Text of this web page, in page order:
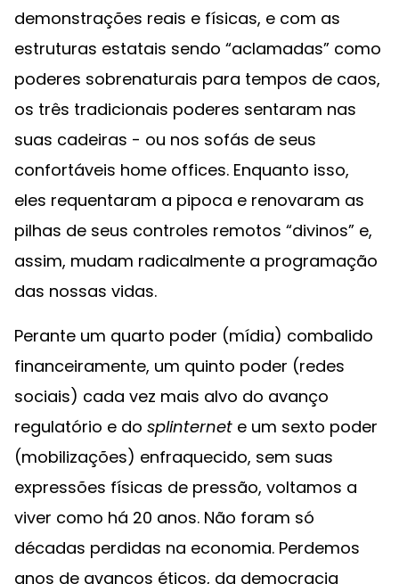
demonstrações reais e físicas, e com as
estruturas estatais sendo “aclamadas” como
poderes sobrenaturais para tempos de caos,
os três tradicionais poderes sentaram nas
suas cadeiras - ou nos sofás de seus
confortáveis home offices. Enquanto isso,
eles requentaram a pipoca e renovaram as
pilhas de seus controles remotos “divinos” e,
assim, mudam radicalmente a programação
das nossas vidas.
Perante um quarto poder (mídia) combalido
financeiramente, um quinto poder (redes
sociais) cada vez mais alvo do avanço
regulatório e do splinternet e um sexto poder
(mobilizações) enfraquecido, sem suas
expressões físicas de pressão, voltamos a
viver como há 20 anos. Não foram só
décadas perdidas na economia. Perdemos
anos de avanços éticos, da democracia